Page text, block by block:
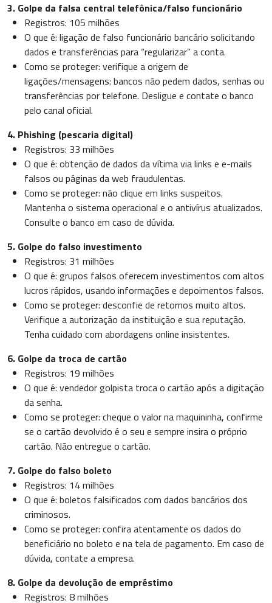
3. Golpe da falsa central telefônica/falso funcionário
Registros: 105 milhões
O que é: ligação de falso funcionário bancário solicitando
dados e transferências para “regularizar” a conta.
Como se proteger: verifique a origem de
ligações/mensagens: bancos não pedem dados, senhas ou
transferências por telefone. Desligue e contate o banco
pelo canal oficial.
4. Phishing (pescaria digital)
Registros: 33 milhões
O que é: obtenção de dados da vítima via links e e-mails
falsos ou páginas da web fraudulentas.
Como se proteger: não clique em links suspeitos.
Mantenha o sistema operacional e o antivírus atualizados.
Consulte o banco em caso de dúvida.
5. Golpe do falso investimento
Registros: 31 milhões
O que é: grupos falsos oferecem investimentos com altos
lucros rápidos, usando informações e depoimentos falsos.
Como se proteger: desconfie de retornos muito altos.
Verifique a autorização da instituição e sua reputação.
Tenha cuidado com abordagens online insistentes.
6. Golpe da troca de cartão
Registros: 19 milhões
O que é: vendedor golpista troca o cartão após a digitação
da senha.
Como se proteger: cheque o valor na maquininha, confirme
se o cartão devolvido é o seu e sempre insira o próprio
cartão. Não entregue o cartão.
7. Golpe do falso boleto
Registros: 14 milhões
O que é: boletos falsificados com dados bancários dos
criminosos.
Como se proteger: confira atentamente os dados do
beneficiário no boleto e na tela de pagamento. Em caso de
dúvida, contate a empresa.
8. Golpe da devolução de empréstimo
Registros: 8 milhões